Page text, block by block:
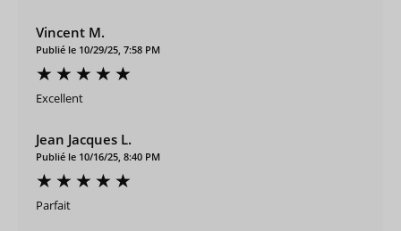
Vincent M.
Publié le 10/29/25, 7:58 PM
Excellent
Jean Jacques L.
Publié le 10/16/25, 8:40 PM
Parfait